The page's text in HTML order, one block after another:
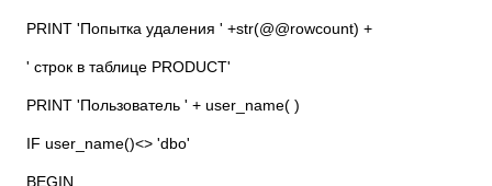
PRINT 'Попытка удаления ' +str(@@rowcount) +
' строк в таблице PRODUCT'
PRINT 'Пользователь ' + user_name( )
IF user_name()<> 'dbo'
BEGIN